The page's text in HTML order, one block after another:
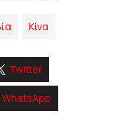
Κίνα
Twitter
WhatsApp